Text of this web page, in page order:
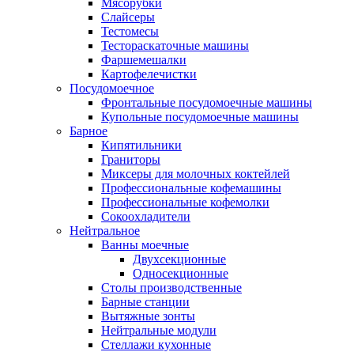
Слайсеры
Тестомесы
Тестораскаточные машины
Фаршемешалки
Картофелечистки
Посудомоечное
Фронтальные посудомоечные машины
Купольные посудомоечные машины
Барное
Кипятильники
Граниторы
Миксеры для молочных коктейлей
Профессиональные кофемашины
Профессиональные кофемолки
Сокоохладители
Нейтральное
Ванны моечные
Двухсекционные
Односекционные
Столы производственные
Барные станции
Вытяжные зонты
Нейтральные модули
Стеллажи кухонные